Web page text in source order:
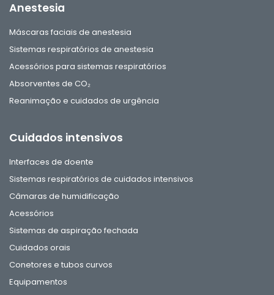
Anestesia
Máscaras faciais de anestesia
Sistemas respiratórios de anestesia
Acessórios para sistemas respiratórios
Absorventes de CO₂
Reanimação e cuidados de urgência
Cuidados intensivos
Interfaces de doente
Sistemas respiratórios de cuidados intensivos
Câmaras de humidificação
Acessórios
Sistemas de aspiração fechada
Cuidados orais
Conetores e tubos curvos
Equipamentos